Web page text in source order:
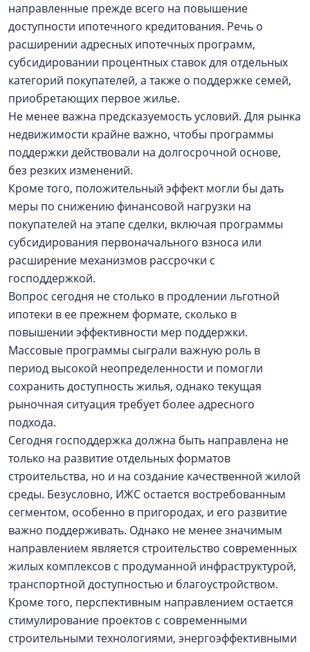
направленные прежде всего на повышение
доступности ипотечного кредитования. Речь о
расширении адресных ипотечных программ,
субсидировании процентных ставок для отдельных
категорий покупателей, а также о поддержке семей,
приобретающих первое жилье.
Не менее важна предсказуемость условий. Для рынка
недвижимости крайне важно, чтобы программы
поддержки действовали на долгосрочной основе,
без резких изменений.
Кроме того, положительный эффект могли бы дать
меры по снижению финансовой нагрузки на
покупателей на этапе сделки, включая программы
субсидирования первоначального взноса или
расширение механизмов рассрочки с
господдержкой.
Вопрос сегодня не столько в продлении льготной
ипотеки в ее прежнем формате, сколько в
повышении эффективности мер поддержки.
Массовые программы сыграли важную роль в
период высокой неопределенности и помогли
сохранить доступность жилья, однако текущая
рыночная ситуация требует более адресного
подхода.
Сегодня господдержка должна быть направлена не
только на развитие отдельных форматов
строительства, но и на создание качественной жилой
среды. Безусловно, ИЖС остается востребованным
сегментом, особенно в пригородах, и его развитие
важно поддерживать. Однако не менее значимым
направлением является строительство современных
жилых комплексов с продуманной инфраструктурой,
транспортной доступностью и благоустройством.
Кроме того, перспективным направлением остается
стимулирование проектов с современными
строительными технологиями, энергоэффективными